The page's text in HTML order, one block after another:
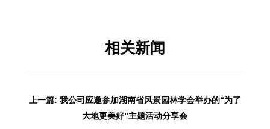
相关新闻
上一篇: 我公司应邀参加湖南省风景园林学会举办的“为了
大地更美好”主题活动分享会